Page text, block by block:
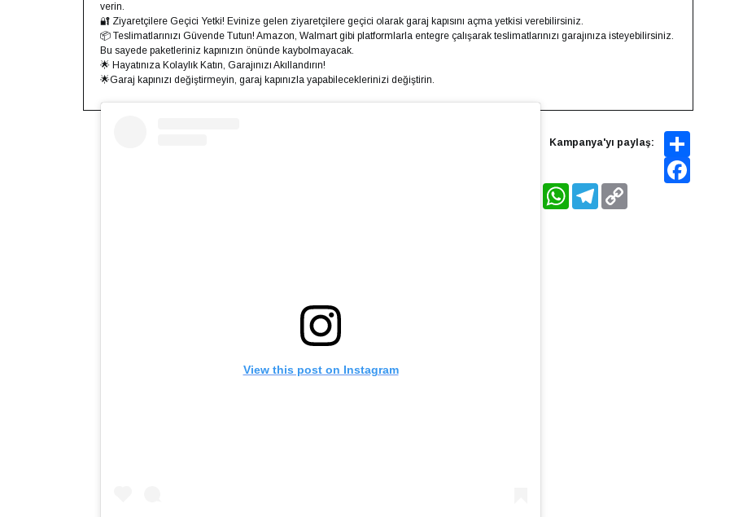
verin.
🔐 Ziyaretçilere Geçici Yetki! Evinize gelen ziyaretçilere geçici olarak garaj kapısını açma yetkisi verebilirsiniz.
📦 Teslimatlarınızı Güvende Tutun! Amazon, Walmart gibi platformlarla entegre çalışarak teslimatlarınızı garajınıza isteyebilirsiniz.
Bu sayede paketleriniz kapınızın önünde kaybolmayacak.
🌟 Hayatınıza Kolaylık Katın, Garajınızı Akıllandırın!
🌟Garaj kapınızı değiştirmeyin, garaj kapınızla yapabileceklerinizi değiştirin.
View this post on Instagram
Kampanya'yı paylaş:
WhatsAppTelegram